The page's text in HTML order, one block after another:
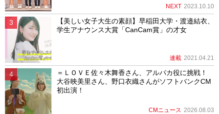
NEXT 2023.10.10
【美しい女子大生の素顔】早稲田大学・渡邉結衣、
学生アナウンス大賞「CanCam賞」の才女
連載 2021.04.21
＝ＬＯＶＥ佐々木舞香さん、アルパカ役に挑戦！
大谷映美里さん、野口衣織さんがソフトバンクCM
初出演！
CMニュース 2026.08.03